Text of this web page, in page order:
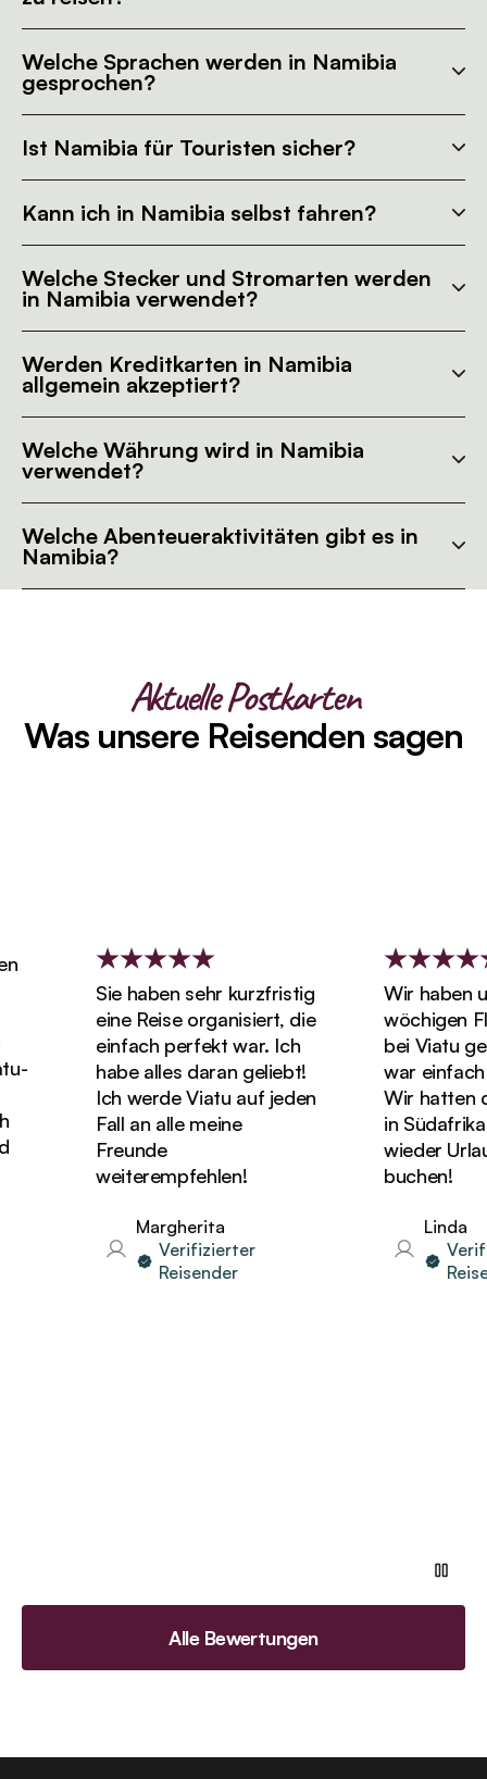
Welche Sprachen werden in Namibia
gesprochen?
Ist Namibia für Touristen sicher?
Kann ich in Namibia selbst fahren?
Welche Stecker und Stromarten werden
in Namibia verwendet?
Werden Kreditkarten in Namibia
allgemein akzeptiert?
Welche Währung wird in Namibia
verwendet?
Welche Abenteueraktivitäten gibt es in
Namibia?
Aktuelle Postkarten
Was unsere Reisenden sagen
Sie haben sehr kurzfristig
eine Reise organisiert, die
einfach perfekt war. Ich
habe alles daran geliebt!
Ich werde Viatu auf jeden
Fall an alle meine
Freunde
weiterempfehlen!
Margherita
Verifizierter
Reisender
Wir haben
wöchigen
bei Viatu
war einfach
Wir hatten
in Südafrika
wieder
buchen!
Linda
Alle Bewertungen